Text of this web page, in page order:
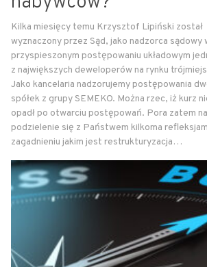
Kilka miesięcy temu Krzysztof Lipiński został
wyznaczony przez Sąd, jako nadzorca sądowy
przyspieszonym postępowaniu układowym
z największych deweloperów na rynku
Jako kancelaria nadzorujemy postępowania
spółek z grupy SEMEKO. Można rzec, iż kurz
opadł po otwarciu postępowań. Pora zatem na
podzielenie się z Państwem kilkoma
zagadnieniu jakim jest restrukturyzacja…